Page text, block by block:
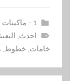
1 - ماكينات تغليف بالفاكيوم
احدث,
خامات, خطوط,